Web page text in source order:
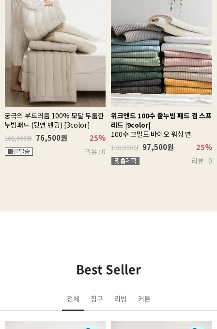
궁극의 부드러움 100% 모달 두툼한
누빔패드 (뒷면 밴딩) [3color]
102,000원 76,500원 25%
리뷰 : 0
위크엔드 100수 줄누빔 패드 겸 스프
레드 |9color|
100수 고밀도 바이오 워싱 면
130,000원 97,500원 25%
리뷰 : 0
Best Seller
전체 침구 리빙 커튼